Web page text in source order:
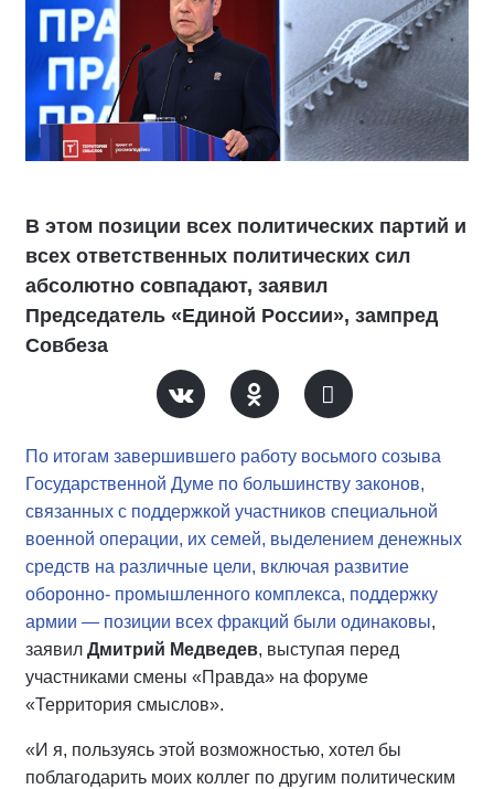
В этом позиции всех политических партий и
всех ответственных политических сил
абсолютно совпадают, заявил
Председатель «Единой России», зампред
Совбеза
По итогам завершившего работу восьмого созыва
Государственной Думе по большинству законов,
связанных с поддержкой участников специальной
военной операции, их семей, выделением денежных
средств на различные цели, включая развитие
оборонно- промышленного комплекса, поддержку
армии — позиции всех фракций были одинаковы,
заявил Дмитрий Медведев, выступая перед
участниками смены «Правда» на форуме
«Территория смыслов».
«И я, пользуясь этой возможностью, хотел бы
поблагодарить моих коллег по другим политическим